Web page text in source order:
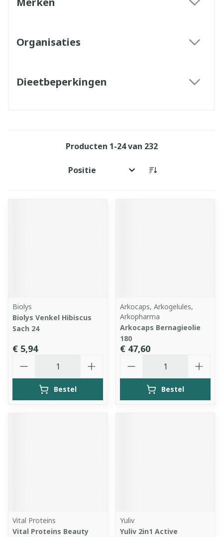
Organisaties
Dieetbeperkingen
Producten 1-24van 232
Sorteer op:
Biolys
Biolys Venkel Hibiscus
Sach 24
€ 5,94
Bestel
Arkocaps, Arkogelules,
Arkopharma
Arkocaps Bernagieolie
180
€ 47,60
Bestel
Vital Proteins
Vital Proteins Beauty
Yuliv
Yuliv 2in1 Active